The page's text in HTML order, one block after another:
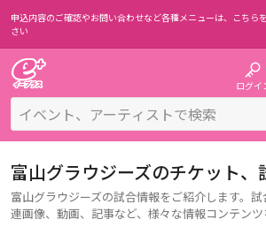
申込内容のご確認やお問い合わせなど各種メニューは、 こちら
さい
ログイ
富山グラウジーズのチケット、
富山グラウジーズの試合情報をご紹介します。
連画像、動画、記事など、様々な情報コンテンツ